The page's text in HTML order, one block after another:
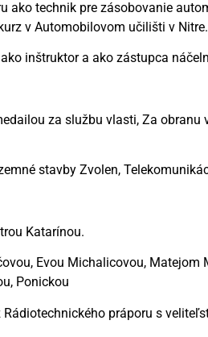
ako technik pre zásobovanie
v Automobilovom učilišti v Nitre.
inštruktor a ako zástupca
za službu vlasti, Za
stavby Zvolen,
Katarínou.
Evou Michalicovou,
Ponickou
práporu s